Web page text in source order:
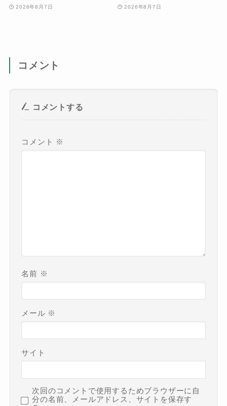
2026年8月7日 2026年8月7日
コメント
コメントする
コメント ※
名前 ※
メール ※
サイト
次回のコメントで使用するためブラウザーに自
分の名前、メールアドレス、サイトを保存す